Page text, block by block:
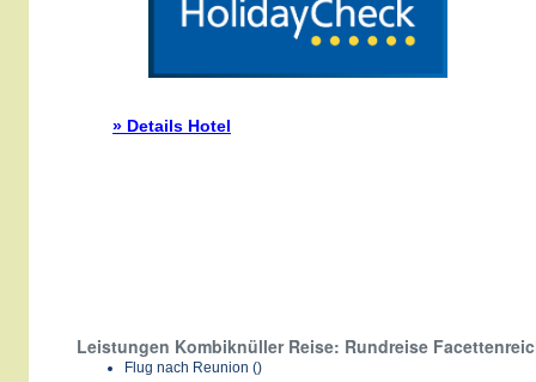
» Details Hotel
Leistungen Kombiknüller Reise: Rundreise
Flug nach Reunion ()